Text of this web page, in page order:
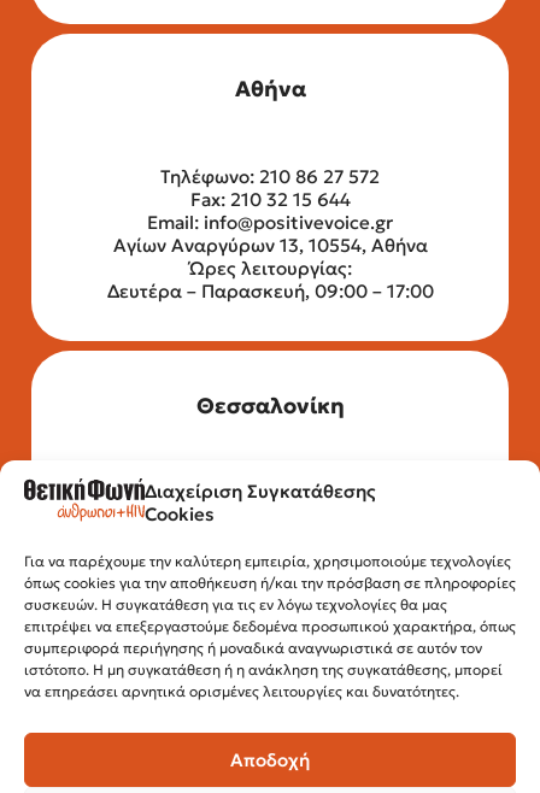
Διαχείριση Συγκατάθεσης
Cookies
Για να παρέχουμε την καλύτερη εμπειρία, χρησιμοποιούμε τεχνολογίες
όπως cookies για την αποθήκευση ή/και την πρόσβαση σε πληροφορίες
συσκευών. Η συγκατάθεση για τις εν λόγω τεχνολογίες θα μας
επιτρέψει να επεξεργαστούμε δεδομένα προσωπικού χαρακτήρα, όπως
συμπεριφορά περιήγησης ή μοναδικά αναγνωριστικά σε αυτόν τον
ιστότοπο. Η μη συγκατάθεση ή η ανάκληση της συγκατάθεσης, μπορεί
να επηρεάσει αρνητικά ορισμένες λειτουργίες και δυνατότητες.
Αποδοχή
Αθήνα
Τηλέφωνο: 210 86 27 572
Fax: 210 32 15 644
Email: info@positivevoice.gr
Αγίων Αναργύρων 13, 10554, Αθήνα
Ώρες λειτουργίας:
Δευτέρα – Παρασκευή, 09:00 – 17:00
Θεσσαλονίκη
Τηλέφωνο: 2315 525 020
Fax: 210 32 15 644
Εγνατίας 112, 3ος όροφος, 54622,
Θεσσαλονίκη
Ώρες λειτουργίας:
Δευτέρα – Παρασκευή, 10:00 –14:00